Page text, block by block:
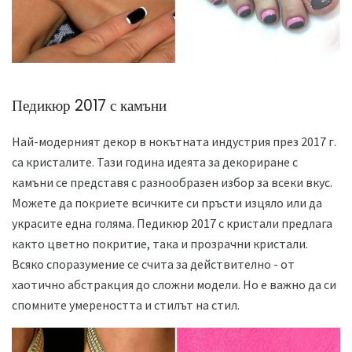
Педикюр 2017 с камъни
Най-модерният декор в нокътната индустрия през 2017 г.
са кристалите. Тази година идеята за декориране с
камъни се представя с разнообразен избор за всеки вкус.
Можете да покриете всичките си пръсти изцяло или да
украсите една голяма. Педикюр 2017 с кристали предлага
както цветно покритие, така и прозрачни кристали.
Всяко споразумение се счита за действително - от
хаотично абстракция до сложни модели. Но е важно да си
спомните умереността и стилът на стил.